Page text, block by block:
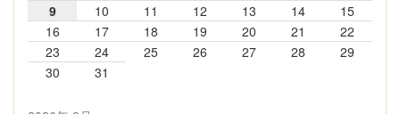
9
10 11 12 13 14
15
16
17 18 19 20 21
22
23
24 25 26 27 28
29
30
31